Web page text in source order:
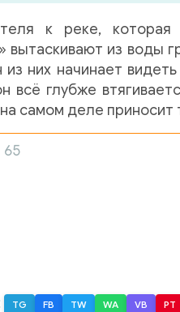
к реке,
из воды
них начинает
всё глубже
самом деле
65
TG FB TW WA VB PT